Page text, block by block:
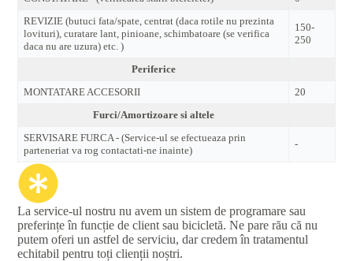
REVIZIE (butuci fata/spate, centrat (daca rotile nu prezinta
lovituri), curatare lant, pinioane, schimbatoare (se verifica
daca nu are uzura) etc. )
150-
250
Periferice
MONTATARE ACCESORII
20
Furci/Amortizoare si altele
SERVISARE FURCA - (Service-ul se efectueaza prin
parteneriat va rog contactati-ne inainte)
-
La service-ul nostru nu avem un sistem de programare sau
preferințe în funcție de client sau bicicletă. Ne pare rău că nu
putem oferi un astfel de serviciu, dar credem în tratamentul
echitabil pentru toți clienții noștri.